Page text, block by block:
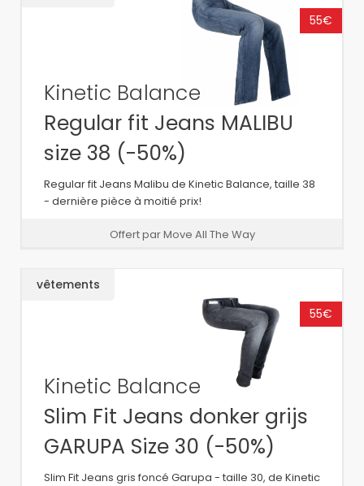
55€
Kinetic Balance
Regular fit Jeans MALIBU
size 38 (-50%)
Regular fit Jeans Malibu de Kinetic Balance, taille 38
- dernière pièce à moitié prix!
Offert par Move All The Way
vêtements
55€
Kinetic Balance
Slim Fit Jeans donker grijs
GARUPA Size 30 (-50%)
Slim Fit Jeans gris foncé Garupa - taille 30, de Kinetic